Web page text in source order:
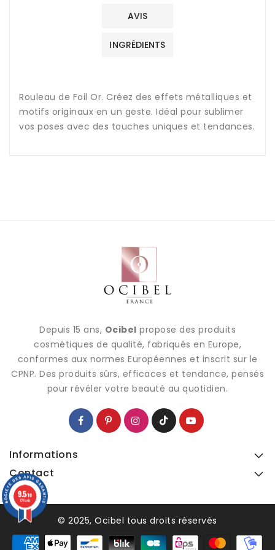
AVIS
INGRÉDIENTS
Rouleau de Foil Or. Créez des effets métalliques et
motifs originaux en un geste. Idéal pour sublimer
vos poses avec des touches uniques et tendances.
Depuis 15 ans, Ocibel propose des produits
cosmétiques de qualité, fabriqués en Europe,
conformes aux normes Européennes et inscrit sur le
CPNP. Des produits sûrs, efficaces et tendance, pensés
pour révéler votre beauté au quotidien.
Informations
Contact
© 2025, Ocibel tous droits réservés
9.5/10
128 avis
9.5/10
128 avis